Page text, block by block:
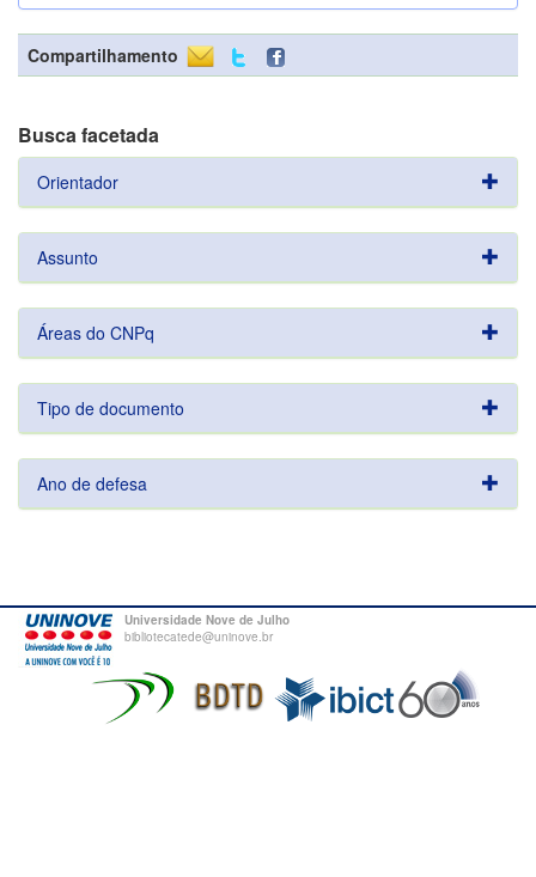
Compartilhamento
Busca facetada
Orientador
Assunto
Áreas do CNPq
Tipo de documento
Ano de defesa
Universidade Nove de Julho
bibliotecatede@uninove.br